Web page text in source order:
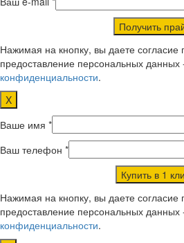
Нажимая на кнопку, вы даете согласие
предоставление персональных данных
конфиденциальности.
X
Ваше имя *
Ваш телефон *
Нажимая на кнопку, вы даете согласие
предоставление персональных данных
конфиденциальности.